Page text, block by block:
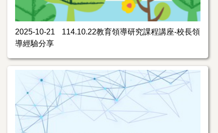
2025-10-21
114.10.22教育領導研究課程講座-校長領
導經驗分享